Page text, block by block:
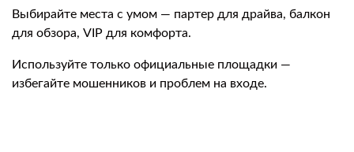
Выбирайте места с умом — партер для драйва, балкон
для обзора, VIP для комфорта.
Используйте только официальные площадки —
избегайте мошенников и проблем на входе.